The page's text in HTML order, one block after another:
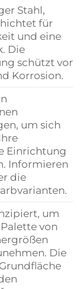
Stahl,
für
und eine
Die
schützt vor
Korrosion.
um sich
Einrichtung
Informieren
die
um
von
Die